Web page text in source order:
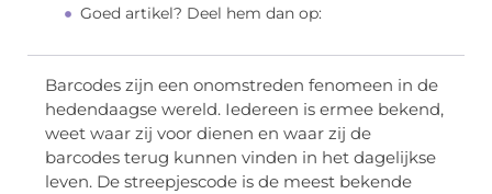
Goed artikel? Deel hem dan op:
Barcodes zijn een onomstreden fenomeen in de
hedendaagse wereld. Iedereen is ermee bekend,
weet waar zij voor dienen en waar zij de
barcodes terug kunnen vinden in het dagelijkse
leven. De streepjescode is de meest bekende